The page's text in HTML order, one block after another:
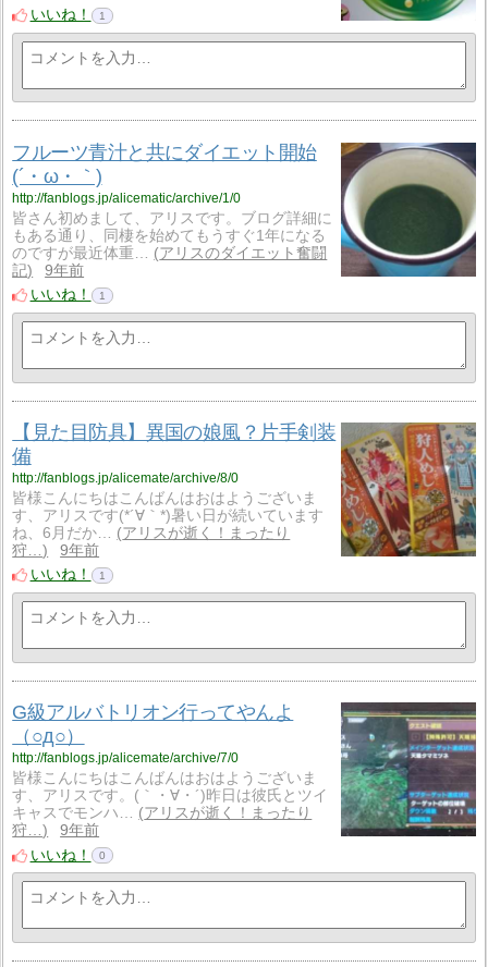
いいね！
1
フルーツ青汁と共にダイエット開始
(´・ω・｀)
http://fanblogs.jp/alicematic/archive/1/0
皆さん初めまして、アリスです。ブログ詳細に
もある通り、同棲を始めてもうすぐ1年になる
のですが最近体重…
アリスのダイエット奮闘
記
9年前
いいね！
1
【見た目防具】異国の娘風？片手剣装
備
http://fanblogs.jp/alicemate/archive/8/0
皆様こんにちはこんばんはおはようございま
す、アリスです(*´∀｀*)暑い日が続いています
ね、6月だか…
アリスが逝く！まったり
狩…
9年前
いいね！
1
G級アルバトリオン行ってやんよ
（○д○）
http://fanblogs.jp/alicemate/archive/7/0
皆様こんにちはこんばんはおはようございま
す、アリスです。(｀・∀・´)昨日は彼氏とツイ
キャスでモンハ…
アリスが逝く！まったり
狩…
9年前
いいね！
0